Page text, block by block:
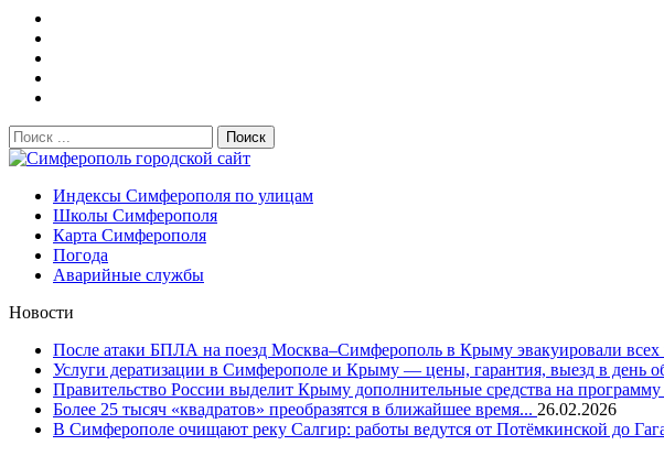
Поиск:
Симферополь городской сайт
Индексы Симферополя по улицам
Школы Симферополя
Карта Симферополя
Погода
Аварийные службы
Новости
После атаки БПЛА на поезд Москва–Симферополь в Крыму эвакуировали всех
Услуги дератизации в Симферополе и Крыму — цены, гарантия, выезд в день
Правительство России выделит Крыму дополнительные средства на программу
Более 25 тысяч «квадратов» преобразятся в ближайшее время... 26.02.2026
В Симферополе очищают реку Салгир: работы ведутся от Потёмкинской до